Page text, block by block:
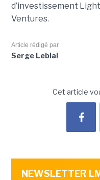
d’investissement
Ventures.
Article rédigé par
Serge Leblal
Cet article
NEWSLETTER